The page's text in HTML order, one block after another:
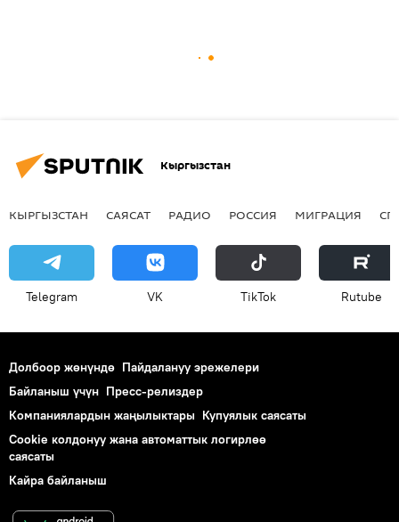
Кыргызстан
КЫРГЫЗСТАН САЯСАТ РАДИО РОССИЯ МИГРАЦИЯ
Telegram VK ТikТоk Rutube
Долбоор жөнүндө Пайдалануу эрежелери
Байланыш үчүн Пресс-релиздер
Компаниялардын жаңылыктары Купуялык саясаты
Cookie колдонуу жана автоматтык логирлөө
саясаты
Кайра байланыш